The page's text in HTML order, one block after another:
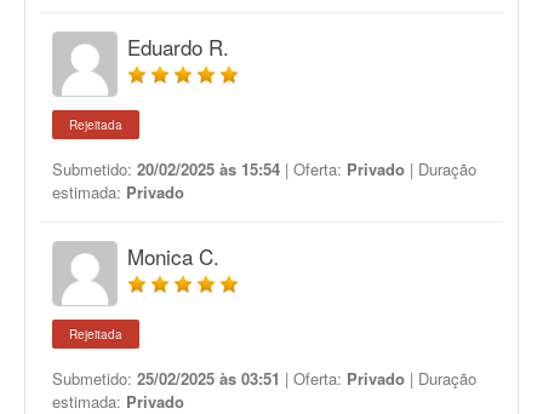
Eduardo R.
Rejeitada
Submetido: 20/02/2025 às 15:54 | Oferta: Privado | Duração
estimada: Privado
Monica C.
Rejeitada
Submetido: 25/02/2025 às 03:51 | Oferta: Privado | Duração
estimada: Privado